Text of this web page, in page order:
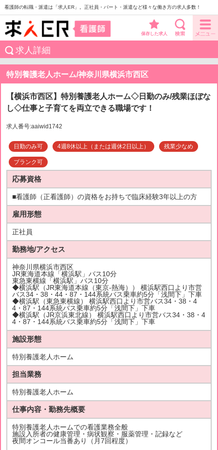
看護師の転職・派遣は「求人ER」。正社員・パート・派遣など様々な働き方の求人多数！
保存した求人
求人詳細
特別養護老人ホーム/神奈川県横浜市西区
【横浜市西区】特別養護老人ホーム◇日勤のみ/残業ほぼな
し◇仕事と子育てを両立できる職場です！
求人番号:aaiwid1742
日勤のみ可 4週8休以上（または週休2日以上） 残業少なめ
ブランク可
応募資格
■看護師（正看護師）の資格をお持ちで臨床経験3年以上の方
雇用形態
正社員
勤務地/アクセス
神奈川県横浜市西区
JR東海道本線「横浜駅」バス10分
東急東横線「横浜駅」バス10分
◆横浜駅（JR東海道本線（東京-熱海）） 横浜駅西口より市営
バス34・38・44・87・144系統バス乗車約5分「浅間下」下車
◆横浜駅（東急東横線） 横浜駅西口より市営バス34・38・4
4・87・144系統バス乗車約5分「浅間下」下車
◆横浜駅（JR京浜東北線） 横浜駅西口より市営バス34・38・4
4・87・144系統バス乗車約5分「浅間下」下車
施設形態
特別養護老人ホーム
担当業務
特別養護老人ホーム
仕事内容・勤務先概要
特別養護老人ホームでの看護業務全般
施設入所者の健康管理・病状観察・服薬管理・記録など
夜間オンコール当番あり（月7回程度）